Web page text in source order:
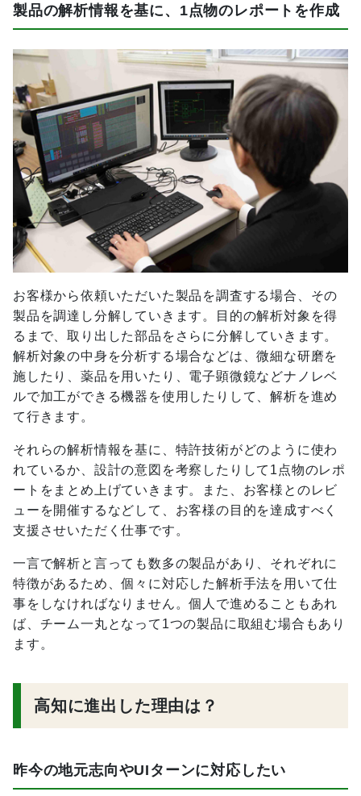
製品の解析情報を基に、1点物のレポートを作成
お客様から依頼いただいた製品を調査する場合、その
製品を調達し分解していきます。目的の解析対象を得
るまで、取り出した部品をさらに分解していきます。
解析対象の中身を分析する場合などは、微細な研磨を
施したり、薬品を用いたり、電子顕微鏡などナノレベ
ルで加工ができる機器を使用したりして、解析を進め
て行きます。
それらの解析情報を基に、特許技術がどのように使わ
れているか、設計の意図を考察したりして1点物のレポ
ートをまとめ上げていきます。また、お客様とのレビ
ューを開催するなどして、お客様の目的を達成すべく
支援させいただく仕事です。
一言で解析と言っても数多の製品があり、それぞれに
特徴があるため、個々に対応した解析手法を用いて仕
事をしなければなりません。個人で進めることもあれ
ば、チーム一丸となって1つの製品に取組む場合もあり
ます。
高知に進出した理由は？
昨今の地元志向やUIターンに対応したい